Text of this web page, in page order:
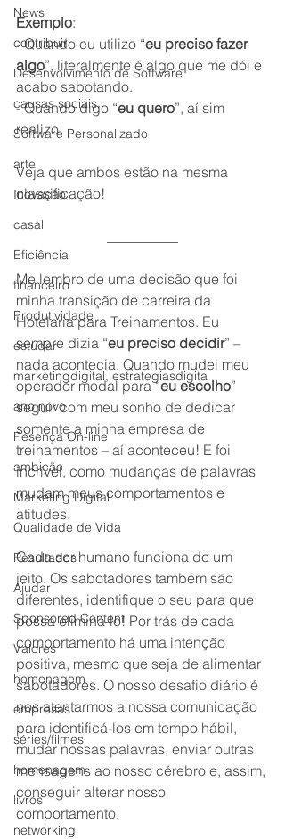
News
contribuir
Desenvolvimento de Software
causas sociais
Software Personalizado
arte
Inovação
casal
Eficiência
financeiro
Produtividade
estudar
marketingdigital, estrategiasdigita
ano novo
Pesença On-line
ambição
Marketing Digital
Qualidade de Vida
Resultados
Ajudar
Sponsored Content
Valores
homenagem
empresas
séries/filmes
homenagem
livros
networking
Exemplo:
- Quando eu utilizo “eu preciso fazer
algo”, literalmente é algo que me dói e
acabo sabotando.
- Quando digo “eu quero”, aí sim
realizo.
Veja que ambos estão na mesma
classificação!
Me lembro de uma decisão que foi
minha transição de carreira da
Hotelaria para Treinamentos. Eu
sempre dizia “eu preciso decidir” –
nada acontecia. Quando mudei meu
operador modal para “eu escolho”
seguir com meu sonho de dedicar
somente a minha empresa de
treinamentos – aí aconteceu! E foi
incrível, como mudanças de palavras
mudam meus comportamentos e
atitudes.
Cada ser humano funciona de um
jeito. Os sabotadores também são
diferentes, identifique o seu para que
possa eliminá-lo! Por trás de cada
comportamento há uma intenção
positiva, mesmo que seja de alimentar
sabotadores. O nosso desafio diário é
nos atentarmos a nossa comunicação
para identificá-los em tempo hábil,
mudar nossas palavras, enviar outras
mensagens ao nosso cérebro e, assim,
conseguir alterar nosso
comportamento.